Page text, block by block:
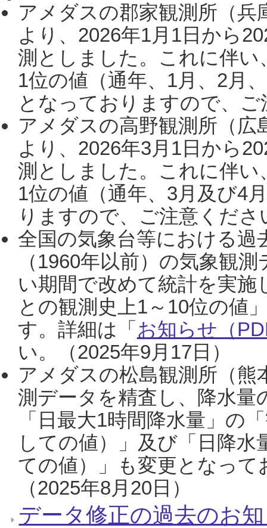
アメダスの郡家観測所（
より、2026年1月1日から
測としました。これに伴い
1位の値（通年、1月、2月
となっておりますので、
アメダスの高野観測所（
より、2026年3月1日から
測としました。これに伴い
1位の値（通年、3月及び4
りますので、ご注意くだ
全国の気象台等における過
（1960年以前）の気象観
い期間で改めて統計を実
との観測史上1～10位の値
す。詳細は「 お知らせ（
い。（2025年9月17日）
アメダスの松島観測所（熊
測データを精査し、降水
「日最大1時間降水量」の
しての値）」及び「日降
ての値）」も変更となっ
（2025年8月20日）
データ修正の過去のお